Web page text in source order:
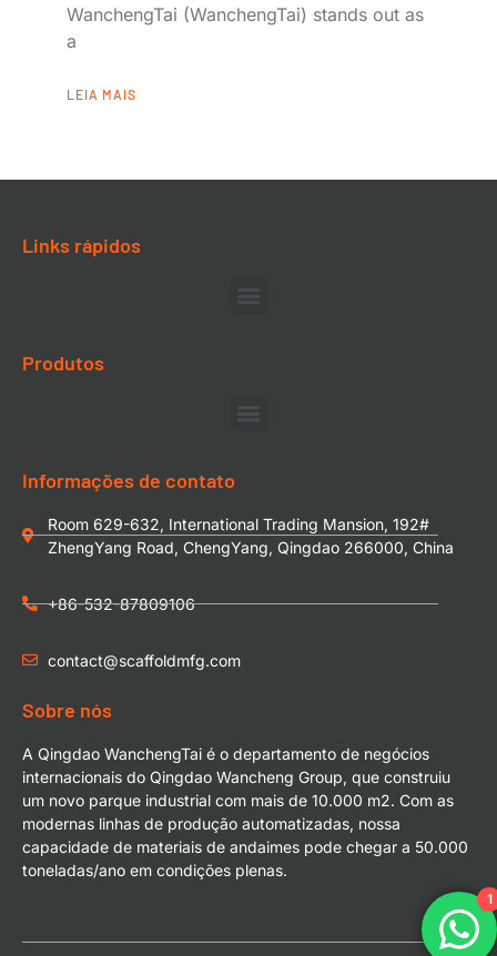
WanchengTai (WanchengTai) stands out as
a
LEIA MAIS
Links rápidos
Produtos
Informações de contato
Room 629-632, International Trading Mansion, 192#
ZhengYang Road, ChengYang, Qingdao 266000, China
+86-532-87809106
contact@scaffoldmfg.com
Sobre nós
A Qingdao WanchengTai é o departamento de negócios
internacionais do Qingdao Wancheng Group, que construiu
um novo parque industrial com mais de 10.000 m2. Com as
modernas linhas de produção automatizadas, nossa
capacidade de materiais de andaimes pode chegar a 50.000
toneladas/ano em condições plenas.
1